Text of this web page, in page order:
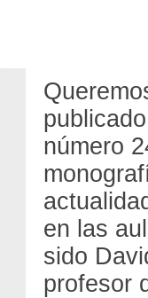
número
en las
sido
profesor